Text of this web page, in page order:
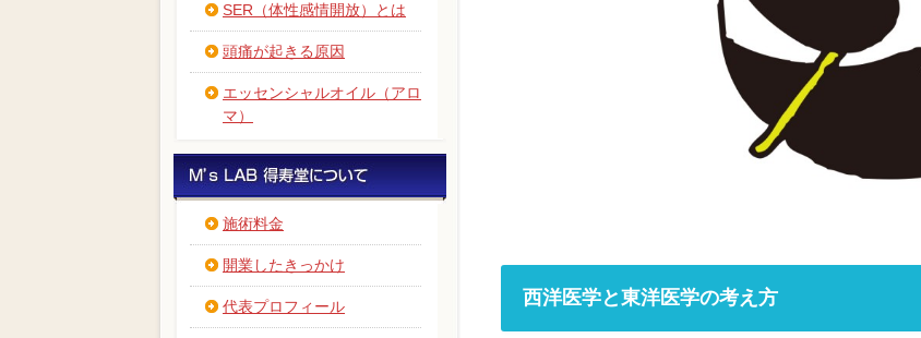
西洋医学と東洋医学の考え方
SER（体性感情開放）とは
頭痛が起きる原因
エッセンシャルオイル（アロ
マ）
施術料金
開業したきっかけ
代表プロフィール